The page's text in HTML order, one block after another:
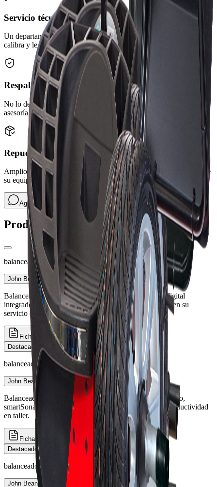
Servicio técnico consolidado
Un departamento técnico propio, capacitado de fábrica, que instala,
calibra y le da mantenimiento a su equipo en sitio.
Respaldo y acompañamiento
No lo dejamos solo después de la compra: soporte, garantía y
asesoría continua para que le saque el máximo provecho.
Repuestos originales OEM
Amplio inventario de repuestos originales OEM en el país, para que
su equipo no se quede parado esperando una pieza.
Agende una demostración Hablar con un asesor
Productos Relacionados
balanceadoras
John Bean B100
Balanceadora semiautomática compacta con monitor digital
integrado — pensada para talleres que inician o fortalecen su
servicio de balanceo.
Ficha técnica
Cotizar
Destacado
balanceadoras
John Bean B400L
Balanceadora semiautomática robusta con monitor elevado,
smartSonar™ y guía láser easyWeight™ para mayor productividad
en taller.
Ficha técnica
Cotizar
Destacado
balanceadoras
John Bean B800P